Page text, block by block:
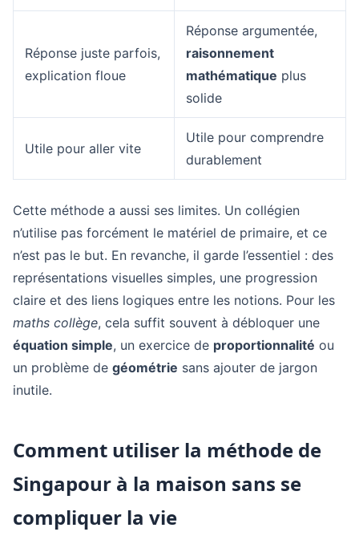
Réponse juste parfois,
explication floue
Réponse argumentée,
raisonnement
mathématique plus
solide
Utile pour aller vite
Utile pour comprendre
durablement
Cette méthode a aussi ses limites. Un collégien
n’utilise pas forcément le matériel de primaire, et ce
n’est pas le but. En revanche, il garde l’essentiel : des
représentations visuelles simples, une progression
claire et des liens logiques entre les notions. Pour les
maths collège, cela suffit souvent à débloquer une
équation simple, un exercice de proportionnalité ou
un problème de géométrie sans ajouter de jargon
inutile.
Comment utiliser la méthode de
Singapour à la maison sans se
compliquer la vie